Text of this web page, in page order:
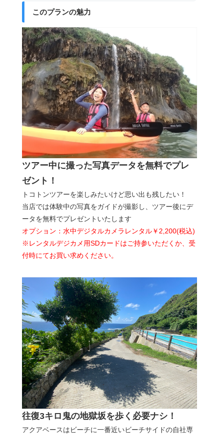
力や経験に自信がない方でも安心して楽しめま
す。
ただし、岩場などで小さな擦り傷が生じる場合
は、レギンスや長袖のラッシュガードを着用い
ただくと一層安全です。
宮古島のパンプキン鍾乳洞ツアーは、海況が安
全と判断できる場合、雨の日でも開催します。
シトシト雨程度であれば問題なく催行可能で
す。ツアーが中止となった場合は、日程変更や
代案をご提案いたします。
このプランの魅力
ツアー中に撮った写真データを無料でプレ
ゼント！
トコトンツアーを楽しみたいけど思い出も残したい！
当店では体験中の写真をガイドが撮影し、ツアー後にデ
ータを無料でプレゼントいたします
オプション：水中デジタルカメラレンタル￥2,200(税込)
※レンタルデジカメ用SDカードはご持参いただくか、受
付時にてお買い求めください。
往復3キロ鬼の地獄坂を歩く必要ナシ！
アクアベースはビーチに一番近いビーチサイドの自社専